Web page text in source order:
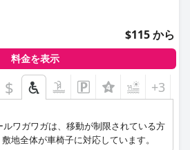
$115 から
料金を表示
$ +3
ルワガワガは、移動が制限されている方
地全体が車椅子に対応しています。